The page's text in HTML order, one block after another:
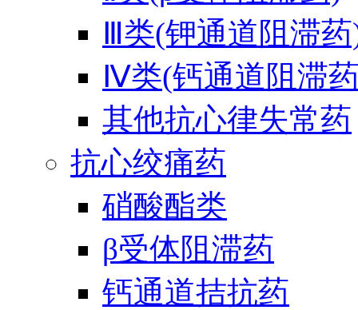
Ⅲ类(钾通道阻滞
Ⅳ类(钙通道阻滞
其他抗心律失常药
抗心绞痛药
硝酸酯类
β受体阻滞药
钙通道拮抗药